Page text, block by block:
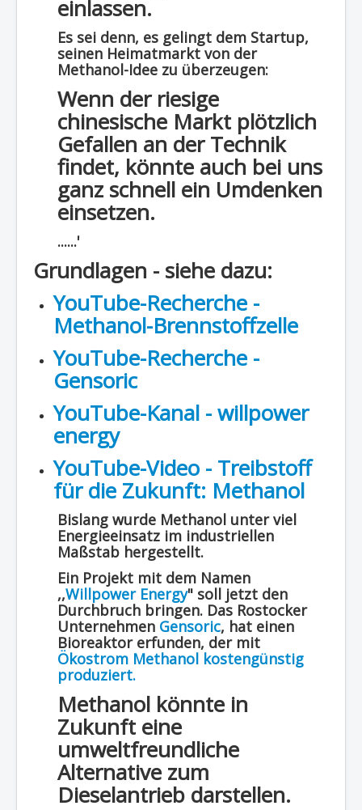
einlassen.
Es sei denn, es gelingt dem Startup,
seinen Heimatmarkt von der
Methanol-Idee zu überzeugen:
Wenn der riesige
chinesische Markt plötzlich
Gefallen an der Technik
findet, könnte auch bei uns
ganz schnell ein Umdenken
einsetzen.
......'
Grundlagen - siehe dazu:
YouTube-Recherche -
Methanol-Brennstoffzelle
YouTube-Recherche -
Gensoric
YouTube-Kanal - willpower
energy
YouTube-Video - Treibstoff
für die Zukunft: Methanol
Bislang wurde Methanol unter viel
Energieeinsatz im industriellen
Maßstab hergestellt.
Ein Projekt mit dem Namen
,,Willpower Energy" soll jetzt den
Durchbruch bringen. Das Rostocker
Unternehmen Gensoric, hat einen
Bioreaktor erfunden, der mit
Ökostrom Methanol kostengünstig
produziert.
Methanol könnte in
Zukunft eine
umweltfreundliche
Alternative zum
Dieselantrieb darstellen.